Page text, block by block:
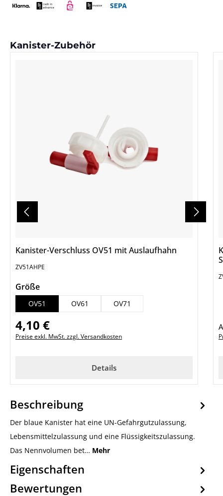
Produktgalerie überspringen
Kanister-Zubehör
Kanister-Verschluss OV51 mit Auslaufhahn
ZV51AHPE
Größeauswählen
OV51 OV61 OV71
Regulärer Preis:
4,10 €
Preise exkl. MwSt. zzgl. Versandkosten
Details
Beschreibung
Der blaue Kanister hat eine UN-Gefahrgutzulassung,
Lebensmittelzulassung und eine Flüssigkeitszulassung.
Das Nennvolumen bet… Mehr
Eigenschaften
Bewertungen